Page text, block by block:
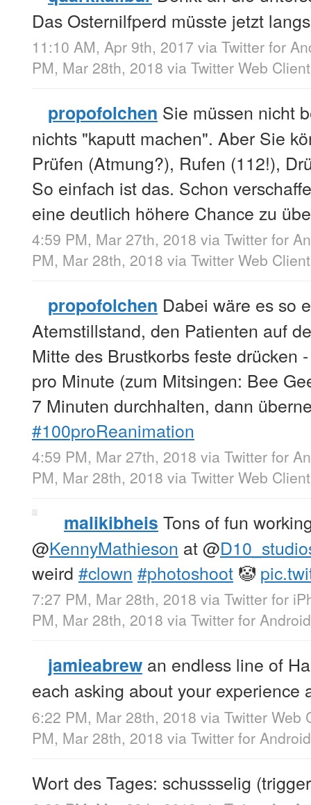
Das Osternilfperd müsste jetzt
11:10 AM, Apr 9th, 2017 via Twitter for
PM, Mar 28th, 2018 via Twitter Web Client
propofolchen Sie müssen nicht
nichts "kaputt machen". Aber Sie
Prüfen (Atmung?), Rufen (112!),
So einfach ist das. Schon
eine deutlich höhere Chance zu
4:59 PM, Mar 27th, 2018 via Twitter for
PM, Mar 28th, 2018 via Twitter Web Client
propofolchen Dabei wäre es so
Atemstillstand, den Patienten auf
Mitte des Brustkorbs feste drücken
pro Minute (zum Mitsingen: Bee
7 Minuten durchhalten, dann
#100proReanimation
4:59 PM, Mar 27th, 2018 via Twitter for
PM, Mar 28th, 2018 via Twitter Web Client
malikibheis Tons of fun
@KennyMathieson at@
weird #clown #photoshoot 🤡
7:27 PM, Mar 28th, 2018 via Twitter for
PM, Mar 28th, 2018 via Twitter for Android
jamieabrew an endless line of
each asking about your experience
6:22 PM, Mar 28th, 2018 via Twitter Web
PM, Mar 28th, 2018 via Twitter for Android
Wort des Tages: schussselig